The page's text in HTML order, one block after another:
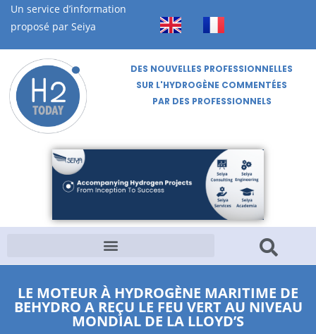
Un service d’information
proposé par Seiya
DES NOUVELLES PROFESSIONNELLES
SUR L'HYDROGÈNE COMMENTÉES
PAR DES PROFESSIONNELS
LE MOTEUR À HYDROGÈNE MARITIME DE
BEHYDRO A REÇU LE FEU VERT AU NIVEAU
MONDIAL DE LA LLOYD’S